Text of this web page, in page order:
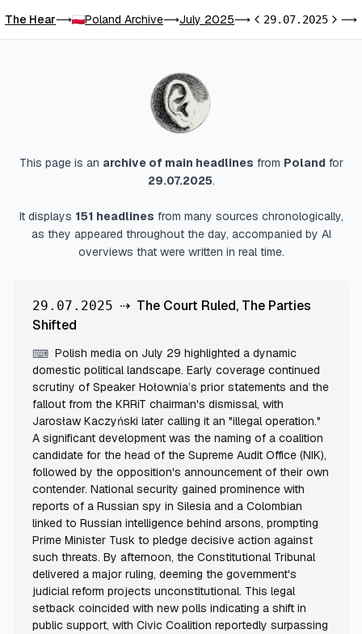
The Hear⟶ Poland Archive⟶July 2025⟶Previous day
29.07.2025Next⟶
This page is an archive of main headlines from Polandfor
29.07.2025.
It displays 151 headlines from many sources chronologically,
as they appeared throughout the day, accompanied by AI
overviews that were written in real time.
29.07.2025 ⇢ The Court Ruled, The Parties
Shifted
⌨ Polish media on July 29 highlighted a dynamic
domestic political landscape. Early coverage continued
scrutiny of Speaker Hołownia’s prior statements and the
fallout from the KRRiT chairman's dismissal, with
Jarosław Kaczyński later calling it an "illegal operation."
A significant development was the naming of a coalition
candidate for the head of the Supreme Audit Office (NIK),
followed by the opposition's announcement of their own
contender. National security gained prominence with
reports of a Russian spy in Silesia and a Colombian
linked to Russian intelligence behind arsons, prompting
Prime Minister Tusk to pledge decisive action against
such threats. By afternoon, the Constitutional Tribunal
delivered a major ruling, deeming the government's
judicial reform projects unconstitutional. This legal
setback coincided with new polls indicating a shift in
public support, with Civic Coalition reportedly surpassing